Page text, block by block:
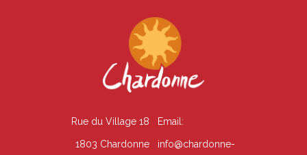
Email:
info@chardonne-
Rue du Village 18
1803 Chardonne